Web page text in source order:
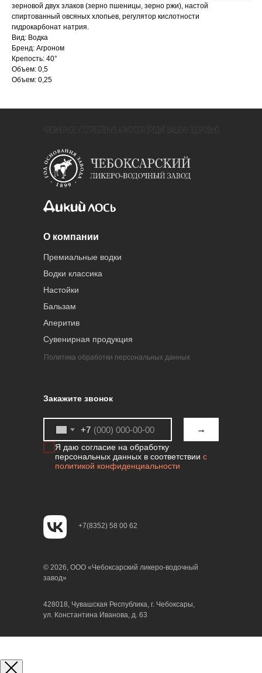
зерновой двух злаков (зерно пшеницы, зерно ржи), настой
спиртованный овсяных хлопьев, регулятор кислотности
гидрокарбонат натрия.
Вид: Водка
Бренд: Агроном
Крепость: 40°
Объем: 0,5
Объем: 0,25
© 2026, ООО «Чебоксарский ликеро-водочный
завод»
О компании
Премиальные водки
Водки классика
Настойки
Бальзам
Аперитив
Сувенирная продукция
Политика обработки персональных данных
+7
Я даю согласие на обработку
персональных данных в соответствии с
политикой конфиденциальности
→
Закажите звонок
428018, Чувашская Республика, г. Чебоксары,
ул. Константина Иванова, д. 63
+7(8352) 58 00 62